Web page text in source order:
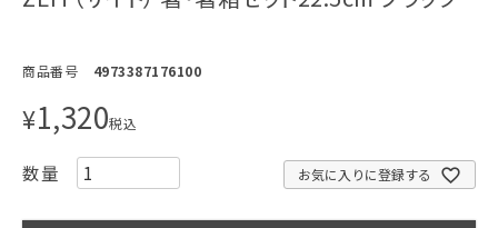
商品番号 4973387176100
¥1,320税込
お気に入りに登録する